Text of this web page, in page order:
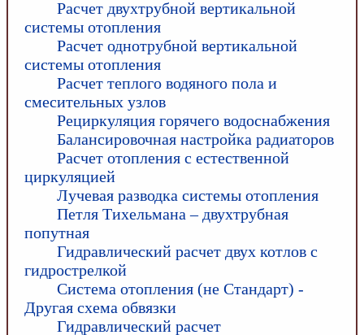
Расчет двухтрубной вертикальной
системы отопления
Расчет однотрубной вертикальной
системы отопления
Расчет теплого водяного пола и
смесительных узлов
Рециркуляция горячего водоснабжения
Балансировочная настройка радиаторов
Расчет отопления с естественной
циркуляцией
Лучевая разводка системы отопления
Петля Тихельмана – двухтрубная
попутная
Гидравлический расчет двух котлов с
гидрострелкой
Система отопления (не Стандарт) -
Другая схема обвязки
Гидравлический расчет